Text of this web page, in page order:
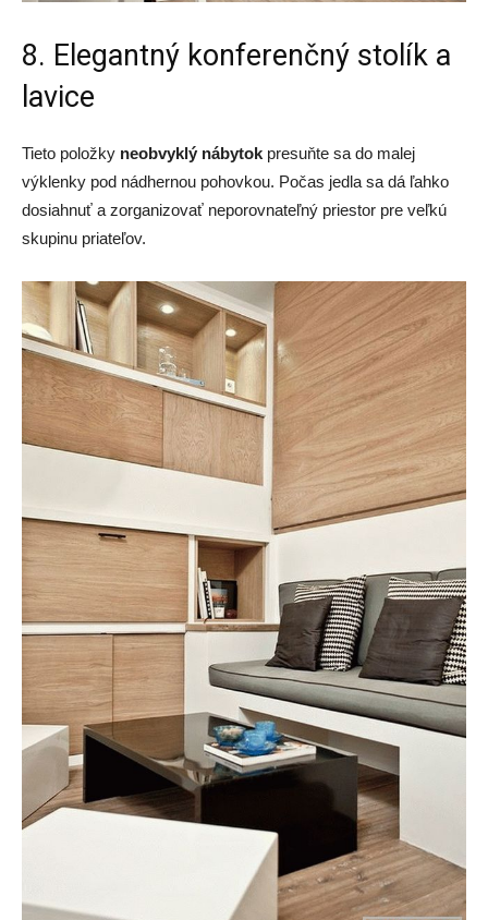
8. Elegantný konferenčný stolík a
lavice
Tieto položky neobvyklý nábytok presuňte sa do malej
výklenky pod nádhernou pohovkou. Počas jedla sa dá ľahko
dosiahnuť a zorganizovať neporovnateľný priestor pre veľkú
skupinu priateľov.